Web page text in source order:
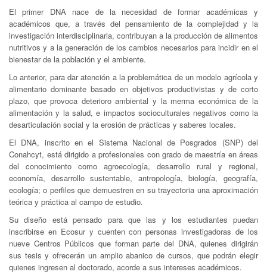
El primer DNA nace de la necesidad de formar académicas y
académicos que, a través del pensamiento de la complejidad y la
investigación interdisciplinaria, contribuyan a la producción de alimentos
nutritivos y a la generación de los cambios necesarios para incidir en el
bienestar de la población y el ambiente.
Lo anterior, para dar atención a la problemática de un modelo agrícola y
alimentario dominante basado en objetivos productivistas y de corto
plazo, que provoca deterioro ambiental y la merma económica de la
alimentación y la salud, e impactos socioculturales negativos como la
desarticulación social y la erosión de prácticas y saberes locales.
El DNA, inscrito en el Sistema Nacional de Posgrados (SNP) del
Conahcyt, está dirigido a profesionales con grado de maestría en áreas
del conocimiento como agroecología, desarrollo rural y regional,
economía, desarrollo sustentable, antropología, biología, geografía,
ecología; o perfiles que demuestren en su trayectoria una aproximación
teórica y práctica al campo de estudio.
Su diseño está pensado para que las y los estudiantes puedan
inscribirse en Ecosur y cuenten con personas investigadoras de los
nueve Centros Públicos que forman parte del DNA, quienes dirigirán
sus tesis y ofrecerán un amplio abanico de cursos, que podrán elegir
quienes ingresen al doctorado, acorde a sus intereses académicos.